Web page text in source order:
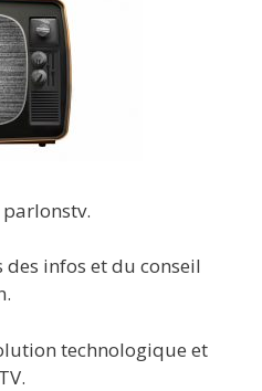
infos et du conseil
technologique et